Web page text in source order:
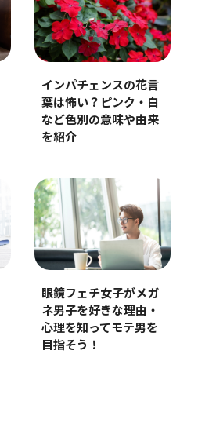
インパチェンスの花言
葉は怖い？ピンク・白
など色別の意味や由来
を紹介
眼鏡フェチ女子がメガ
ネ男子を好きな理由・
心理を知ってモテ男を
目指そう！